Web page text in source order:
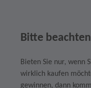
Bitte beachten
Bieten Sie nur, wenn
wirklich kaufen
gewinnen, dann